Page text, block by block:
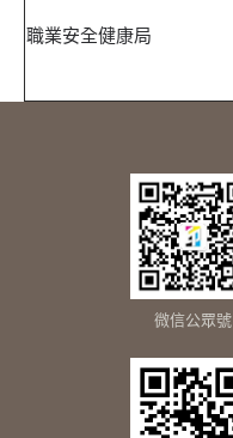
職業安全健康局
微信公眾號